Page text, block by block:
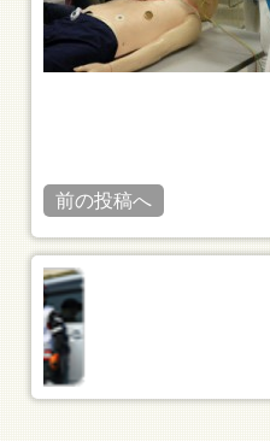
前の投稿へ